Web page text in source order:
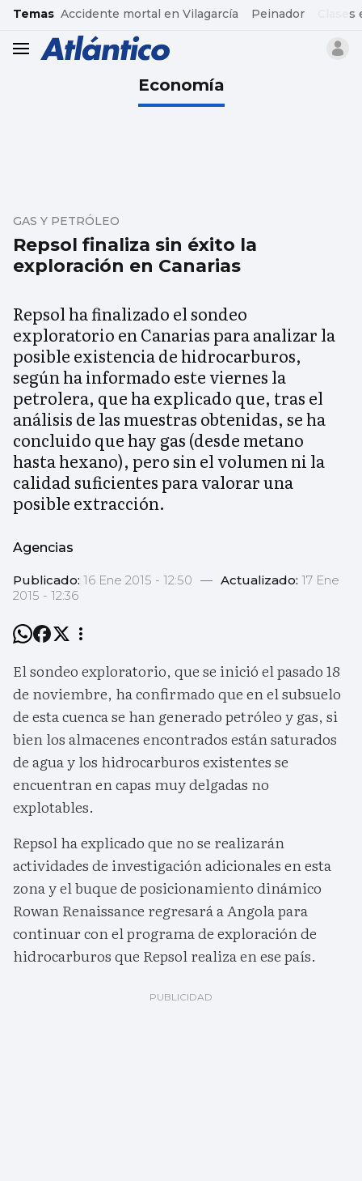
common.go-to-content
Temas Accidente mortal en Vilagarcía Peinador
header.menu.open
Economía
Repsol finaliza sin éxito la
exploración en Canarias
GAS Y PETRÓLEO
Repsol ha finalizado el sondeo
exploratorio en Canarias para analizar la
posible existencia de hidrocarburos,
según ha informado este viernes la
petrolera, que ha explicado que, tras el
análisis de las muestras obtenidas, se ha
concluido que hay gas (desde metano
hasta hexano), pero sin el volumen ni la
calidad suficientes para valorar una
posible extracción.
Agencias
Publicado: 16 Ene 2015 - 12:50 — Actualizado: 17 Ene
2015 - 12:36
El sondeo exploratorio, que se inició el pasado 18
de noviembre, ha confirmado que en el subsuelo
de esta cuenca se han generado petróleo y gas, si
bien los almacenes encontrados están saturados
de agua y los hidrocarburos existentes se
encuentran en capas muy delgadas no
explotables.
Repsol ha explicado que no se realizarán
actividades de investigación adicionales en esta
zona y el buque de posicionamiento dinámico
Rowan Renaissance regresará a Angola para
continuar con el programa de exploración de
hidrocarburos que Repsol realiza en ese país.